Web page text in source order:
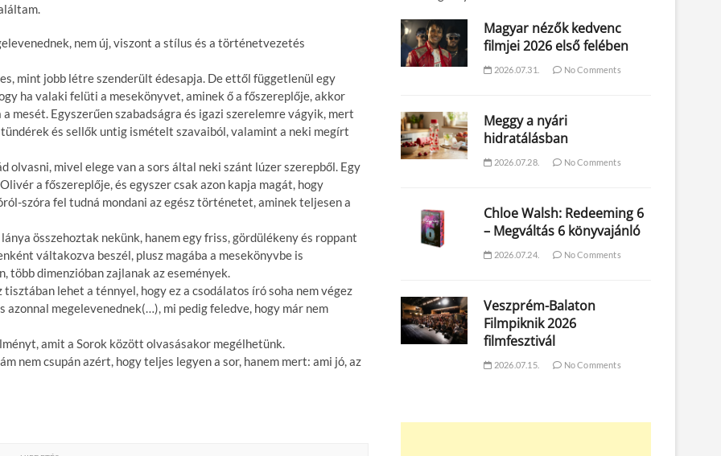
nem új, viszont a stílus és a történetvezetés
mint jobb létre szenderült édesapja. De ettől függetlenül egy
ha valaki felüti a mesekönyvet, aminek ő a főszereplője, akkor
mesét. Egyszerűen szabadságra és igazi szerelemre vágyik, mert
és sellők untig ismételt szavaiból, valamint a neki megírt
olvasni, mivel elege van a sors által neki szánt lúzer szerepből. Egy
a főszereplője, és egyszer csak azon kapja magát, hogy
szóra fel tudná mondani az egész történetet, aminek teljesen a
összehoztak nekünk, hanem egy friss, gördülékeny és roppant
váltakozva beszél, plusz magába a mesekönyvbe is
dimenzióban zajlanak az események.
lehet a ténnyel, hogy ez a csodálatos író soha nem végez
megelevenednek(…), mi pedig feledve, hogy már nem
amit a Sorok között olvasásakor megélhetünk.
nem csupán azért, hogy teljes legyen a sor, hanem mert: ami jó, az
Magyar nézők kedvenc
filmjei 2026 első felében
2026.07.31. No Comments
Meggy a nyári
hidratálásban
2026.07.28. No Comments
Chloe Walsh: Redeeming 6
– Megváltás 6 könyvajánló
2026.07.24. No Comments
Veszprém-Balaton
Filmpiknik 2026
filmfesztivál
2026.07.15. No Comments